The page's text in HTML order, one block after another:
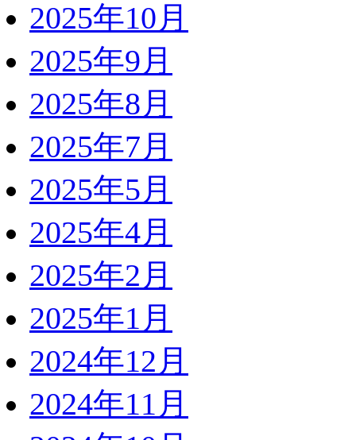
2025年10月
2025年9月
2025年8月
2025年7月
2025年5月
2025年4月
2025年2月
2025年1月
2024年12月
2024年11月